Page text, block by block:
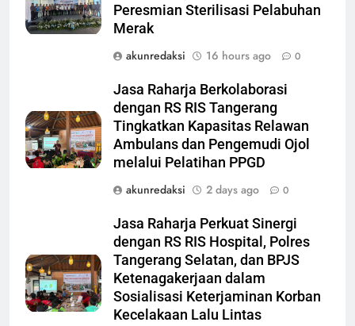
Peresmian Sterilisasi Pelabuhan
Merak
akunredaksi
16 hours ago 0
Jasa Raharja Berkolaborasi
dengan RS RIS Tangerang
Tingkatkan Kapasitas Relawan
Ambulans dan Pengemudi Ojol
melalui Pelatihan PPGD
akunredaksi
2 days ago 0
Jasa Raharja Perkuat Sinergi
dengan RS RIS Hospital, Polres
Tangerang Selatan, dan BPJS
Ketenagakerjaan dalam
Sosialisasi Keterjaminan Korban
Kecelakaan Lalu Lintas